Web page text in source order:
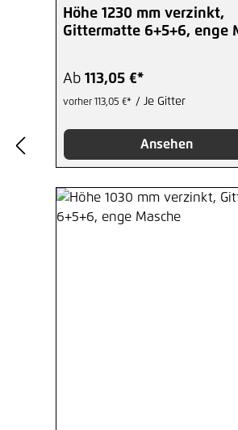
Höhe 1230 mm verzinkt,
Gittermatte 6+5+6, enge
Ab 113,05 €*
vorher 113,05 €* / Je Gitter
Ansehen